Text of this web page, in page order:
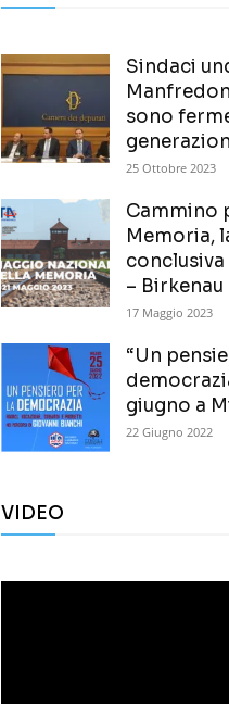
Sindaci
sono
25 Ottobre 2023
Cammino
Memoria,
– Birkenau
17 Maggio 2023
“Un
giugno a
22 Giugno 2022
VIDEO